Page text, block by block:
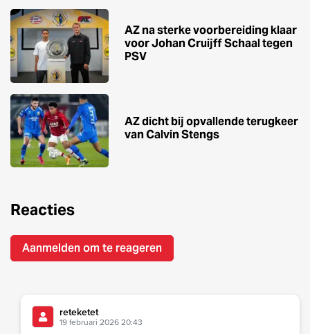
AZ na sterke voorbereiding klaar
voor Johan Cruijff Schaal tegen
PSV
AZ dicht bij opvallende terugkeer
van Calvin Stengs
Reacties
Aanmelden om te reageren
reteketet
19 februari 2026 20:43